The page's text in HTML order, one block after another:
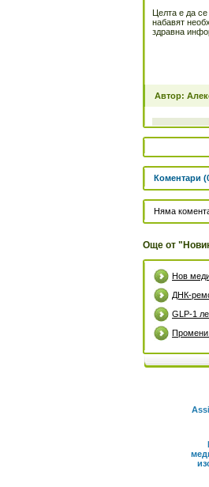
Целта е да
набавят
здравна
Автор:
Коментари
Няма
Още от
Нов
ДНК-
GLP-1
Промени